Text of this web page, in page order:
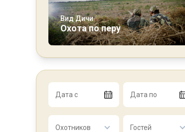
Вид Дичи
Охота по перу
Дата с Дата по
Охотников Гостей